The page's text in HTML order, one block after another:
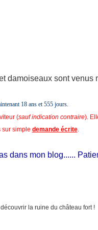
damoiseaux sont venus
18 ans et555 jours.
(sauf indication contraire).
sur simple demande écrite.
mon blog......